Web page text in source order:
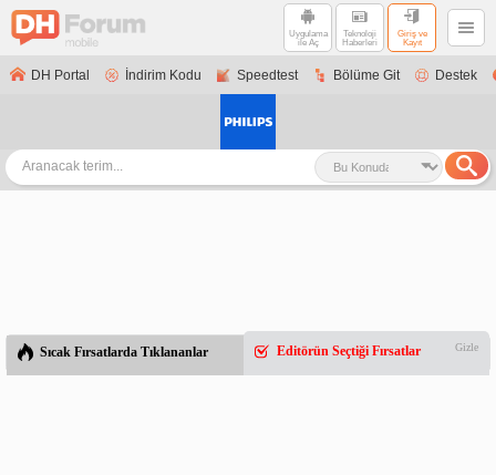
Uygulama
ile Aç
Teknoloji
Haberleri
Giriş ve
Kayıt
DH Portal İndirim Kodu Speedtest Bölüme Git Destek
Sıcak Fırsatlarda Tıklananlar Editörün Seçtiği Fırsatlar Gizle